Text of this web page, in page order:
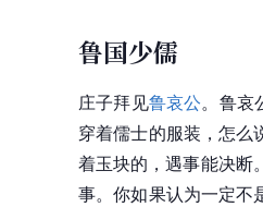
鲁国少儒
庄子拜见鲁哀公。鲁哀
穿着儒士的服装，怎么
着玉块的，遇事能决断
事。你如果认为一定不